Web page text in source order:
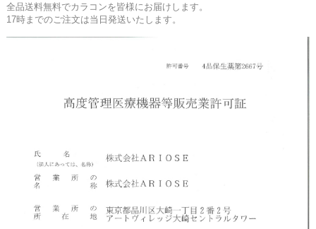
全品送料無料でカラコンを皆様にお届けします。
17時までのご注文は当日発送いたします。